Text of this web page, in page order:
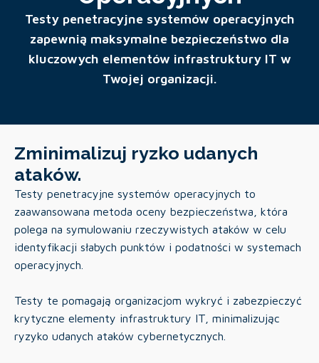
Testy penetracyjne systemów operacyjnych
zapewnią maksymalne bezpieczeństwo dla
kluczowych elementów infrastruktury IT w
Twojej organizacji.
Zminimalizuj ryzko udanych
ataków.
Testy penetracyjne systemów operacyjnych to
zaawansowana metoda oceny bezpieczeństwa, która
polega na symulowaniu rzeczywistych ataków w celu
identyfikacji słabych punktów i podatności w systemach
operacyjnych.
Testy te pomagają organizacjom wykryć i zabezpieczyć
krytyczne elementy infrastruktury IT, minimalizując
ryzyko udanych ataków cybernetycznych.